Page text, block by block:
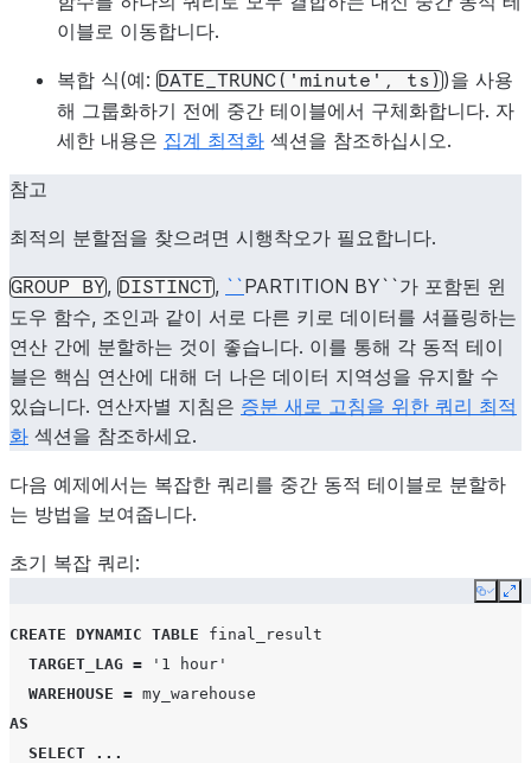
이블로 이동합니다.
복합 식(예: DATE_TRUNC('minute', ts))을 사용
해 그룹화하기 전에 중간 테이블에서 구체화합니다. 자
세한 내용은 집계 최적화 섹션을 참조하십시오.
참고
최적의 분할점을 찾으려면 시행착오가 필요합니다.
GROUP BY, DISTINCT, ``PARTITION BY``가 포함된 윈
도우 함수, 조인과 같이 서로 다른 키로 데이터를 셔플링하는
연산 간에 분할하는 것이 좋습니다. 이를 통해 각 동적 테이
블은 핵심 연산에 대해 더 나은 데이터 지역성을 유지할 수
있습니다. 연산자별 지침은 증분 새로 고침을 위한 쿼리 최적
화 섹션을 참조하세요.
다음 예제에서는 복잡한 쿼리를 중간 동적 테이블로 분할하
는 방법을 보여줍니다.
초기 복잡 쿼리:
Copy
CREATE DYNAMIC TABLE
final_result
TARGET_LAG =
'1 hour'
WAREHOUSE = my_warehouse
AS
SELECT
...